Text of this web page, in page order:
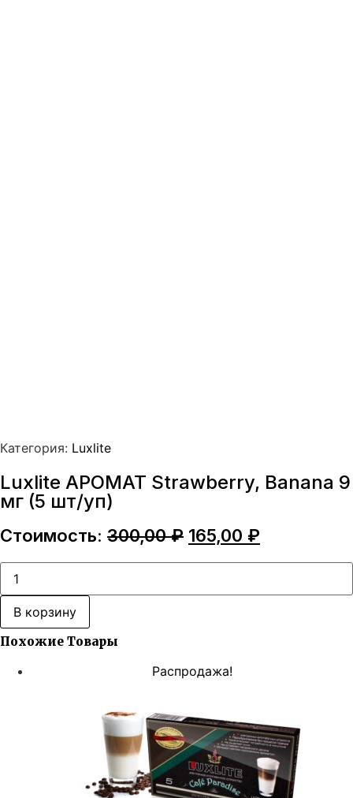
Категория: Luxlite
Luxlite АРОМАТ Strawberry, Banana 9
мг (5 шт/уп)
Стоимость: 300,00₽ Первоначальная
составляла
165,00 ₽
165,00 ₽.
Количество
товара
Luxlite
АРОМАТ
Strawberry,
Banana
9
В корзину
Похожие Товары
Распродажа!